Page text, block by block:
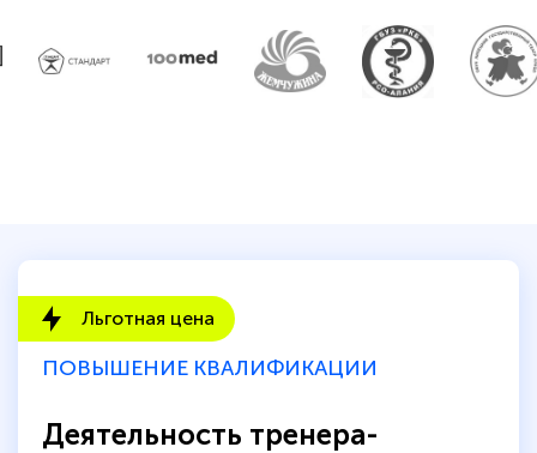
Льготная цена
ПОВЫШЕНИЕ КВАЛИФИКАЦИИ
Деятельность тренера-